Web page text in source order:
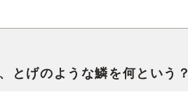
とげのような鱗を何という？